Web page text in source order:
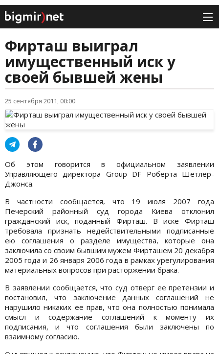
Фирташ выиграл
имущественный иск у
своей бывшей жены
25 сентября 2011, 00:00
Об этом говорится в официальном заявлении
Управляющего директора Group DF Роберта Шетлер-
Джонса.
В частности сообщается, что 19 июля 2007 года
Печерский районный суд города Киева отклонил
гражданский иск, поданный Фирташ. В иске Фирташ
требовала признать недействительными подписанные
ею соглашения о разделе имущества, которые она
заключила со своим бывшим мужем Фирташем 20 декабря
2005 года и 26 января 2006 года в рамках урегулирования
материальных вопросов при расторжении брака.
В заявлении сообщается, что суд отверг ее претензии и
постановил, что заключение данных соглашений не
нарушило никаких ее прав, что она полностью понимала
смысл и содержание соглашений к моменту их
подписания, и что соглашения были заключены по
взаимному согласию.